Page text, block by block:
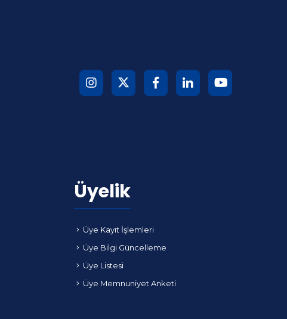
Üyelik
Üye Kayıt İşlemleri
Üye Bilgi Güncelleme
Üye Listesi
Üye Memnuniyet Anketi